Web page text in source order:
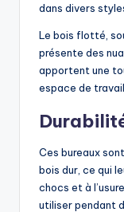
dans divers
Le bois flotté,
présente des
apportent une
espace de travail.
Ces bureaux
bois dur, ce qui
chocs et à
utiliser pendant